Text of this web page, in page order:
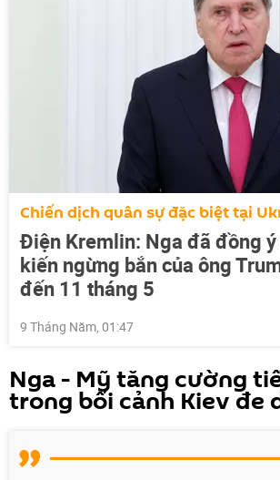
Chiến dịch quân sự đặc biệt tại
Điện Kremlin: Nga đã đồng
kiến ​​ngừng bắn của ông
đến 11 tháng 5
9 Tháng Năm, 01:47
Nga - Mỹ tăng cường
trong bối cảnh Kiev đe